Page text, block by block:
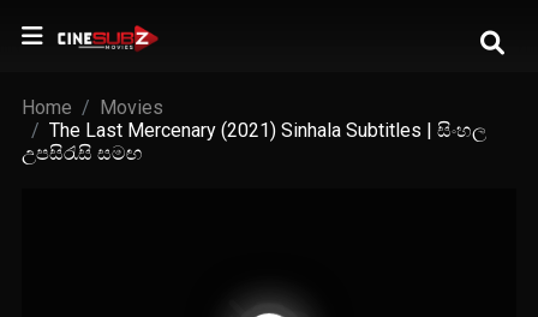
Home
Movies
The Last Mercenary (2021) Sinhala Subtitles | සිංහල
උපසිරැසි සමඟ